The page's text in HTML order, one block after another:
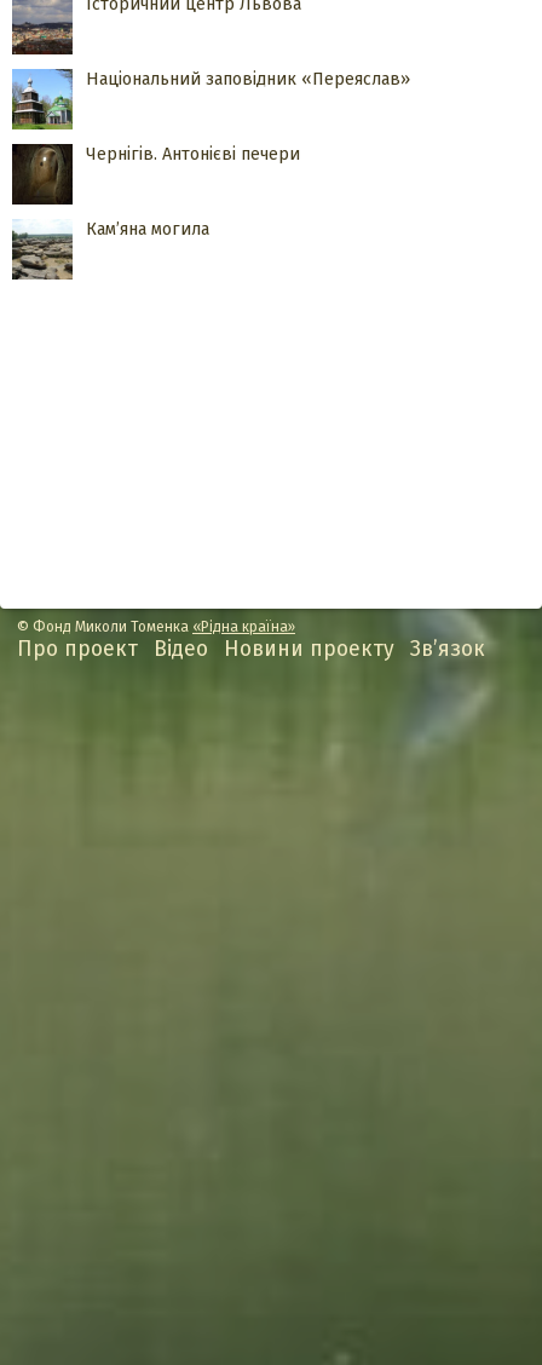
Історичний центр Львова
Національний заповідник «Переяслав»
Чернігів. Антонієві печери
Кам’яна могила
Про проект Відео Новини проекту Зв’язок
© Фонд Миколи Томенка «Рідна країна»